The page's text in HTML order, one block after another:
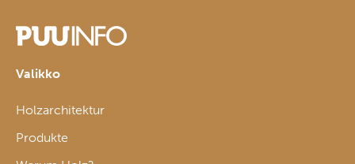
Valikko
Holzarchitektur
Produkte